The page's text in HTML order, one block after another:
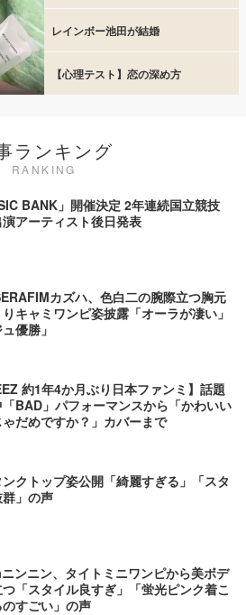
レインボー池田が結婚
【心理テスト】恋の深め方
ランキング
RANKING
BANK」開催決定 2年連続国立競技
アーティスト後日発表
カズハ、色白二の腕際立つ胸元
キャミワンピ姿披露「オーラが凄い」
ュ優勝」
約1年4か月ぶり日本ファンミ】話題
BAD」パフォーマンスから「かわいい
だめですか？」カバーまで
クトップ姿公開「綺麗すぎる」「スタ
」の声
ンニン、タイトミニワンピから美ボデ
つ「スタイル良すぎ」「蛍光ピンク着こ
すごい」の声